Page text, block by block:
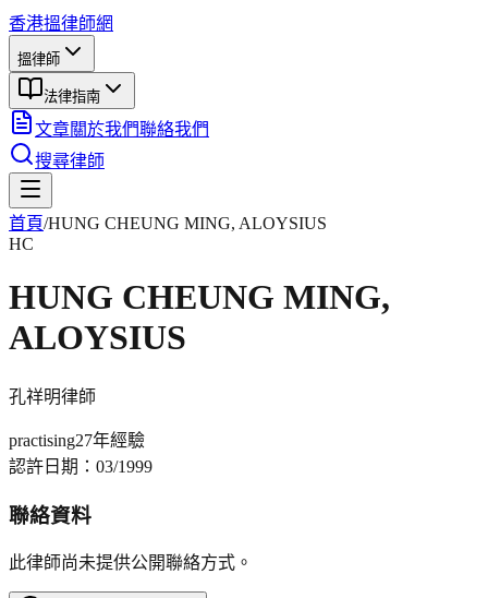
香港搵律師網
搵律師
法律指南
文章關於我們聯絡我們
搜尋律師
首頁/HUNG CHEUNG MING, ALOYSIUS
HC
HUNG CHEUNG MING,
ALOYSIUS
孔祥明律師
practising27年經驗
認許日期： 03/1999
聯絡資料
此律師尚未提供公開聯絡方式。